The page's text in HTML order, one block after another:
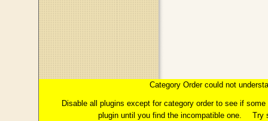
Category Order could not
Disable all plugins except for category order to see if
plugin until you find the incompatible one.
Try
はじめに
第１章「イメージ」とは